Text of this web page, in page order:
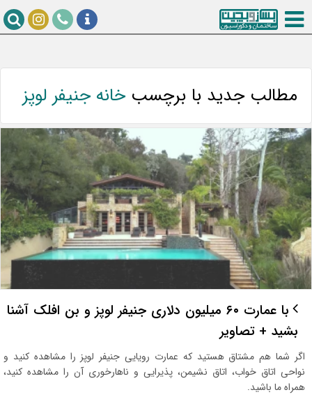
مطالب جدید با برچسب خانه جنیفر لوپز
با عمارت ۶۰ میلیون دلاری جنیفر لوپز و بن افلک آشنا
بشید + تصاویر
اگر شما هم مشتاق هستید که عمارت رویایی جنیفر لوپز را مشاهده کنید و
نواحی اتاق خواب، اتاق نشیمن، پذیرایی و ناهارخوری آن را مشاهده کنید،
همراه ما باشید.